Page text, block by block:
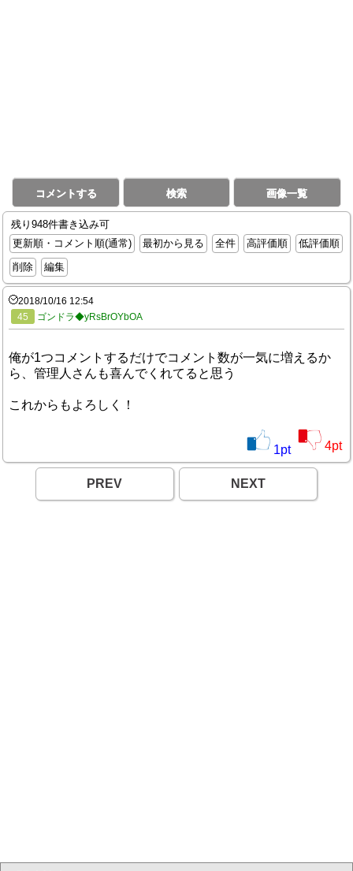
コメントする 検索 画像一覧
残り948件書き込み可
更新順・コメント順(通常)
最初から見る 全件 高評価順
低評価順
削除
編集
2018/10/16 12:54
45
ゴンドラ◆yRsBrOYbOA
俺が1つコメントするだけでコメント数が一気に増えるか
ら、管理人さんも喜んでくれてると思う
これからもよろしく！
1pt 4pt
PREV NEXT